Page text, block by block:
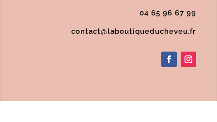
04 65 96 67 99
contact@laboutiqueducheveu.fr